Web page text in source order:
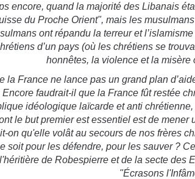
encore, quand la majorité des Libanais
du Proche Orient", mais les
ont répandu la terreur et
d’un pays (où les chrétiens se
honnêtes, la violence et la misère
la France ne lance pas un grand plan
faudrait-il que la France fût restée
idéologique laïcarde et anti
le but premier est essentiel est de
on qu'elle volât au secours de nos frères
soit pour les défendre, pour les sauver ?
de Robespierre et de la secte des
"Écrasons